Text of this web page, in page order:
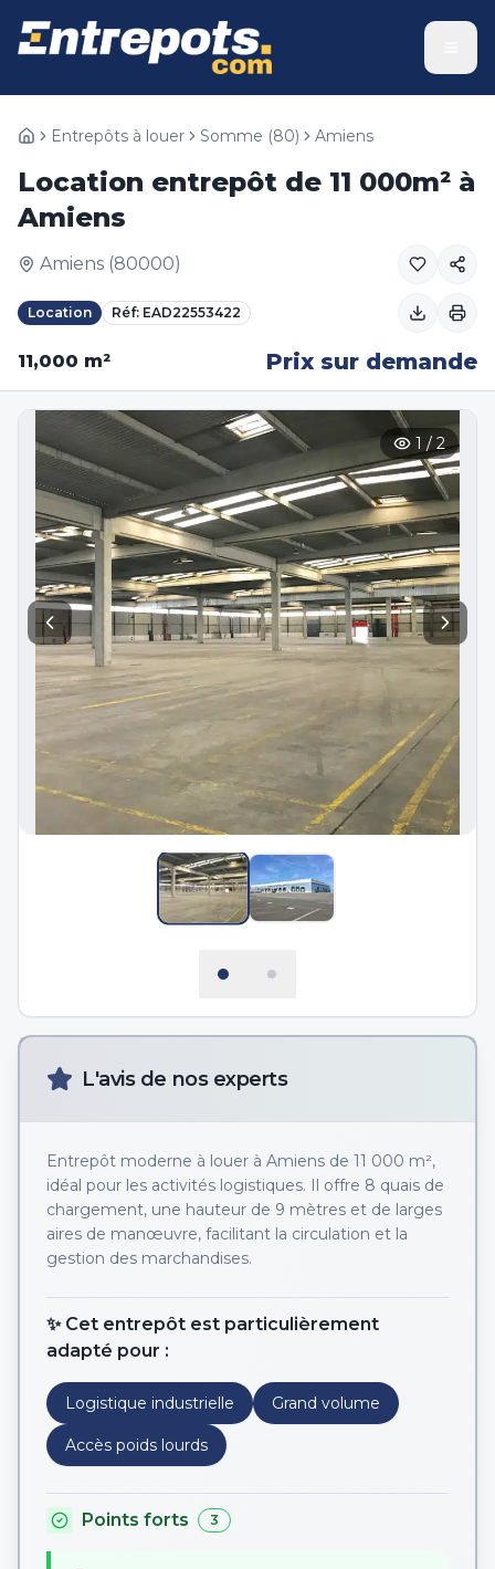
Entrepôts à louer Somme (80) Amiens
Location entrepôt de 11 000m² à
Amiens
Amiens (80000)
Location Réf: EAD22553422
11,000 m² Prix sur demande
1 / 2
L'avis de nos experts
Entrepôt moderne à louer à Amiens de 11 000 m²,
idéal pour les activités logistiques. Il offre 8 quais de
chargement, une hauteur de 9 mètres et de larges
aires de manœuvre, facilitant la circulation et la
gestion des marchandises.
✨ Cet entrepôt est particulièrement
adapté pour :
Logistique industrielle Grand volume
Accès poids lourds
Points forts 3